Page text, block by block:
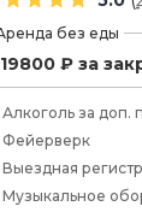
без еды
19800 ₽ за
Алкогольза доп.
Фейерверк
Выездная
Музыкальное